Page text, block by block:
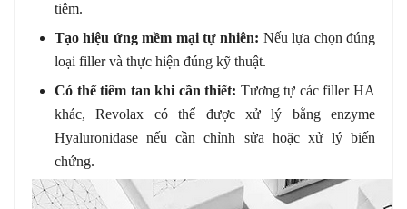
tiêm.
Tạo hiệu ứng mềm mại tự nhiên: Nếu lựa chọn đúng
loại filler và thực hiện đúng kỹ thuật.
Có thể tiêm tan khi cần thiết: Tương tự các filler HA
khác, Revolax có thể được xử lý bằng enzyme
Hyaluronidase nếu cần chỉnh sửa hoặc xử lý biến
chứng.